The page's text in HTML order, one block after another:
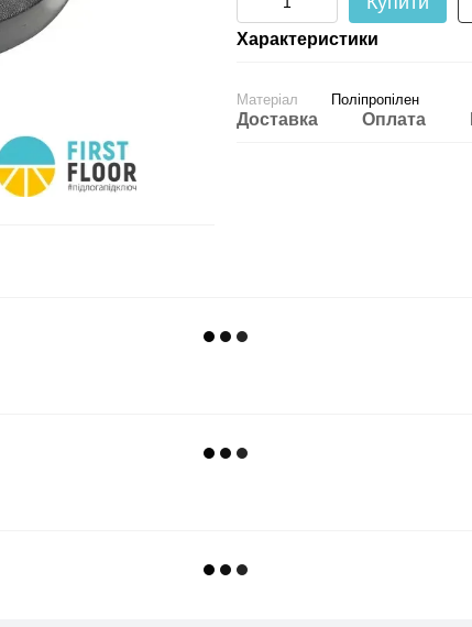
Характеристики
Матеріал Поліпропілен
Доставка Оплата